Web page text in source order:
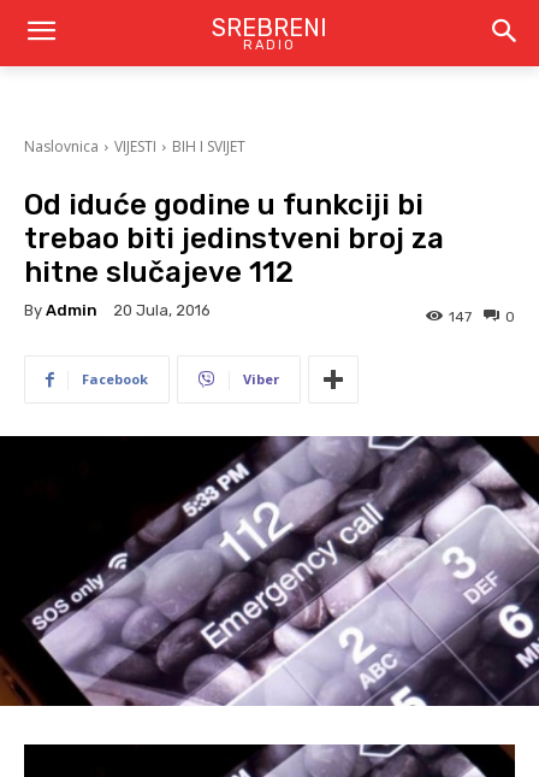
SREBRENI
RADIO
Naslovnica VIJESTI BIH I SVIJET
Od iduće godine u funkciji bi
trebao biti jedinstveni broj za
hitne slučajeve 112
By Admin 20 Jula, 2016 0
147
Facebook Viber